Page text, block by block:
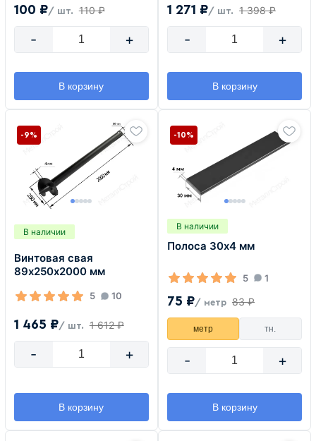
100 ₽/ шт. 110 ₽
- +
В корзину
1 271 ₽/ шт. 1 398 ₽
- +
В корзину
В наличии
Винтовая свая
89х250х2000 мм
5 10
1 465 ₽/ шт. 1 612 ₽
-9%
- +
В корзину
В наличии
Полоса 30х4 мм
5 1
75 ₽/ метр 83 ₽
-10%
метр тн.
- +
В корзину